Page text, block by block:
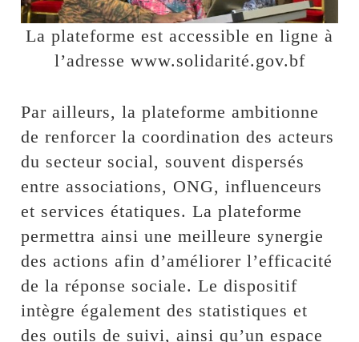
La plateforme est accessible en ligne à
l’adresse www.solidarité.gov.bf
Par ailleurs, la plateforme ambitionne
de renforcer la coordination des acteurs
du secteur social, souvent dispersés
entre associations, ONG, influenceurs
et services étatiques. La plateforme
permettra ainsi une meilleure synergie
des actions afin d’améliorer l’efficacité
de la réponse sociale. Le dispositif
intègre également des statistiques et
des outils de suivi, ainsi qu’un espace